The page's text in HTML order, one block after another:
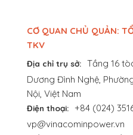
CƠ QUAN CHỦ QUẢN:
TKV
Địa chỉ trụ sở: Tầng 16
Dương Đình Nghệ,
Nội, Việt Nam
Điện thoại: +84 (024)
vp@vinacominpower.vn